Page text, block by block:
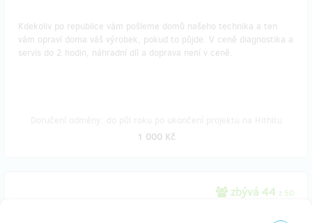
Kdekoliv po republice vám pošleme domů našeho technika a ten
vám opraví doma váš výrobek, pokud to půjde. V ceně diagnostika a
servis do 2 hodin, náhradní díl a doprava není v ceně.
1 000 Kč
zbývá 44 z 50